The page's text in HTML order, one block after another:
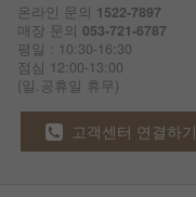
온라인 문의 1522-7897
매장 문의 053-721-6787
평일 : 10:30-16:30
점심 12:00-13:00
(일.공휴일 휴무)
고객센터 연결하기